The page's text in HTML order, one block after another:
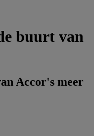
buurt van
Accor's meer